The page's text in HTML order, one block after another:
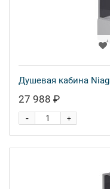
Душевая кабина
27 988 ₽
+
-